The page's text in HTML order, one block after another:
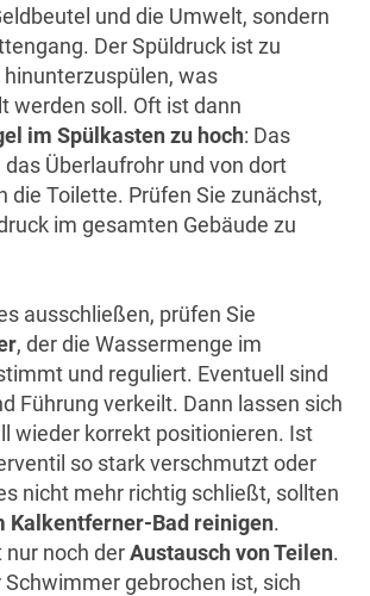
und die Umwelt, sondern
Der Spüldruck ist zu
was
werden soll. Oft ist dann
im Spülkasten zu hoch: Das
Überlaufrohr und von dort
die Toilette. Prüfen Sie zunächst,
im gesamten Gebäude zu
ausschließen, prüfen Sie
, der die Wassermenge im
und reguliert. Eventuell sind
Führung verkeilt. Dann lassen sich
wieder korrekt positionieren. Ist
so stark verschmutzt oder
nicht mehr richtig schließt, sollten
Kalkentferner-Bad reinigen.
noch derAustausch von Teilen.
Schwimmer gebrochen ist, sich